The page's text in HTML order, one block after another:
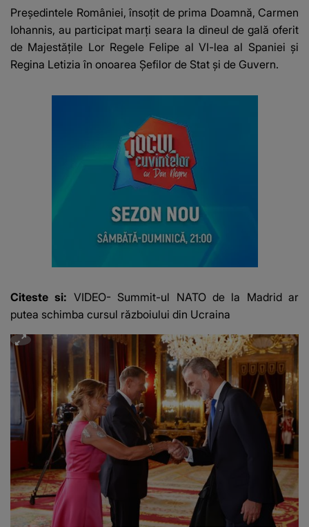
Președintele României, însoțit de prima Doamnă, Carmen
Iohannis, au participat marți seara la dineul de gală oferit
de Majestățile Lor Regele Felipe al VI-lea al Spaniei și
Regina Letizia în onoarea Șefilor de Stat și de Guvern.
Citeste si: VIDEO- Summit-ul NATO de la Madrid ar
putea schimba cursul războiului din Ucraina